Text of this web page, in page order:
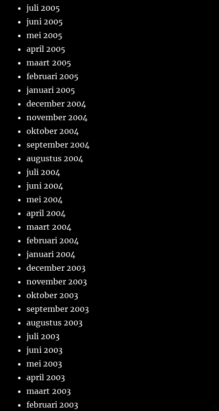
juli 2005
juni 2005
mei 2005
april 2005
maart 2005
februari 2005
januari 2005
december 2004
november 2004
oktober 2004
september 2004
augustus 2004
juli 2004
juni 2004
mei 2004
april 2004
maart 2004
februari 2004
januari 2004
december 2003
november 2003
oktober 2003
september 2003
augustus 2003
juli 2003
juni 2003
mei 2003
april 2003
maart 2003
februari 2003